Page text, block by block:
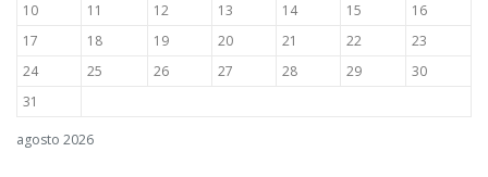
agosto 2026
10
11 12 13 14 15
16
17
18 19 20 21 22
23
24
25 26 27 28 29
30
31